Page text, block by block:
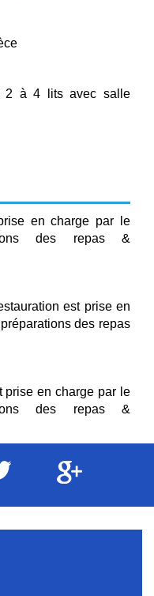
2 à 4 lits avec salle
en charge par le
des repas &
est prise en
des repas
en charge par le
des repas &